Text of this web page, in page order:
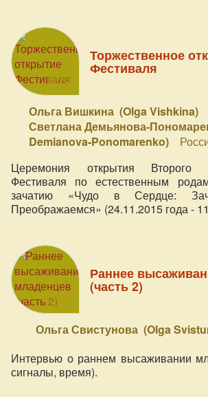
Торжественное
Фестиваля
Ольга Вишкина (Olga Vishkina)
Светлана Демьянова-
Demianova-Ponomarenko)
Церемония открытия Второго
Фестиваля по естественным
зачатию «Чудо в Сердце:
Преображаемся» (24.11.2015 года -
Раннее
(часть 2)
Ольга Свистунова (Olga
Интервью о раннем высаживании
сигналы, время).